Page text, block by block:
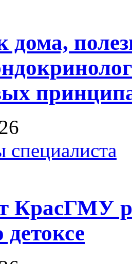
дома,
специалиста
КрасГМУ